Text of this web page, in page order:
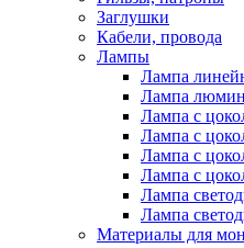
Заглушки
Кабели, провода
Лампы
Лампа
Лампа
Лампа с
Лампа с
Лампа с
Лампа с
Лампа
Лампа
Материалы для